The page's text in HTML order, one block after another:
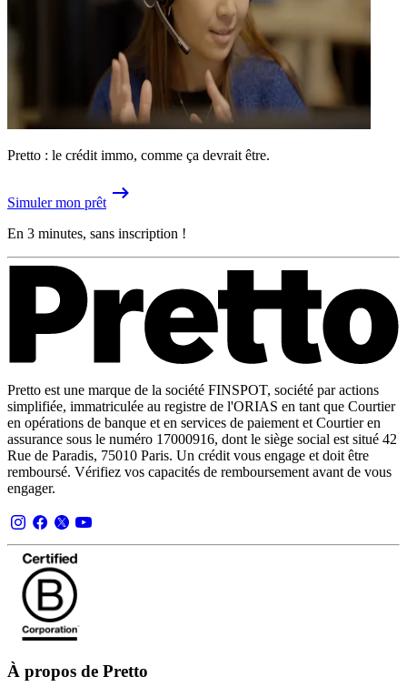
Pretto : le crédit immo, comme ça devrait être.
Simuler mon prêt
En 3 minutes, sans inscription !
Pretto est une marque de la société FINSPOT, société par actions
simplifiée, immatriculée au registre de l'ORIAS en tant que Courtier
en opérations de banque et en services de paiement et Courtier en
assurance sous le numéro 17000916, dont le siège social est situé 42
Rue de Paradis, 75010 Paris. Un crédit vous engage et doit être
remboursé. Vérifiez vos capacités de remboursement avant de vous
engager.
À propos de Pretto